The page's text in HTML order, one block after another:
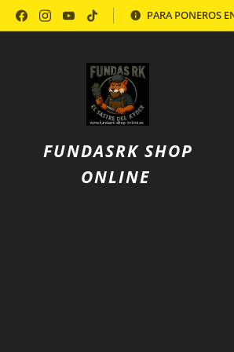
Política de Privacidad PARA PONEROS
FUNDASRK SHOP
ONLINE